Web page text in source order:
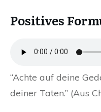
Positives
“Achte auf deine
deiner Taten.” (Aus